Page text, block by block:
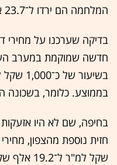
המלחמה הם ירדו ל־23.7 אלף שקל, ירידה של כ־5%.
בדיקה שערכנו על מחירי
חדשה שמוקמת במערב
בממוצע. כלומר, בשכונה
בחיפה, שם לא היו
שקל למ"ר ל־19.2 אלף שקל למ"ר.